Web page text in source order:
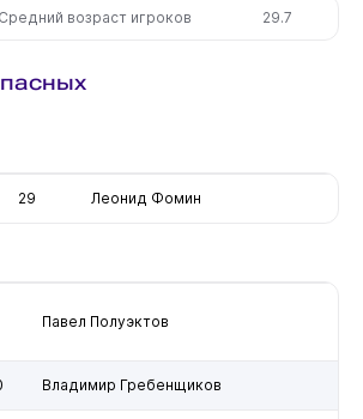
Средний возраст игроков 29.7
29 Леонид Фомин
Павел Полуэктов
Владимир Гребенщиков